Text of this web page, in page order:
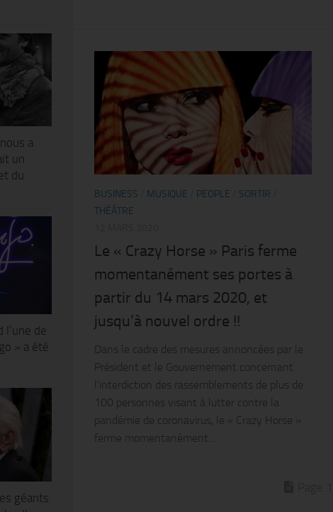
BUSINESS MUSIQUE PEOPLE SORTIR
THÉÂTRE
Le « Crazy Horse » Paris ferme
momentanément ses portes à
partir du 14 mars 2020, et
jusqu’à nouvel ordre !!
Dans le cadre des mesures annoncées par le
Président et le Gouvernement concernant
l’interdiction des rassemblements de plus de
100 personnes visant à lutter contre la
pandémie de coronavirus, le « Crazy Horse »
ferme momentanément...
a
un
du
l’une de
» a été
géants